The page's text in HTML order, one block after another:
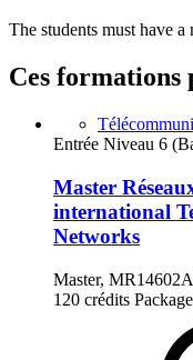
The students must have
Ces formations
Entrée Niveau 6
Master
international
Networks
Master, MR14602A
120 crédits Package